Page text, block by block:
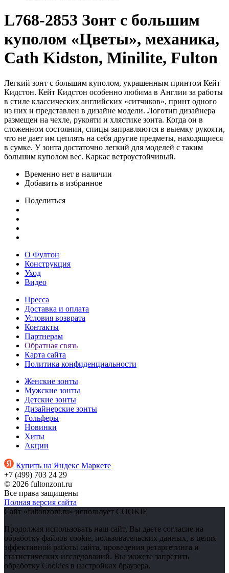
L768-2853 Зонт с большим
куполом «Цветы», механика,
Cath Kidston, Minilite, Fulton
Легкий зонт с большим куполом, украшенным принтом Кейт
Кидстон. Кейт Кидстон особенно любима в Англии за работы
в стиле классических английских «ситчиков», принт одного
из них и представлен в дизайне модели. Логотип дизайнера
размещен на чехле, рукояти и хлястике зонта. Когда он в
сложенном состоянии, спицы заправляются в выемку рукояти,
что не дает им цеплять на себя другие предметы, находящиеся
в сумке. У зонта достаточно легкий для моделей с таким
большим куполом вес. Каркас ветроустойчивый.
Временно нет в наличии
Добавить в избранное
Поделиться
О Фултон
Конструкция
Уход
Видео
Пресса
Доставка и оплата
Условия возврата
Контакты
Партнерам
Обратная связь
Карта сайта
Политика конфиденциальности
Женские зонты
Мужские зонты
Детские зонты
Дизайнерские зонты
Гольферы
Новинки
Хиты
Акции
Купить на Яндекс Маркете
+7 (499) 703 24 29
© 2026 fultonzont.ru
Все права защищены
Полная версия сайта
Сайт «fultonzont.ru» использует COOKIE
Продолжая использовать наш сайт, Вы даете согласие на
обработку файлов cookie, пользовательских данных, в целях
эффективной работы сайта, проведения ретаргетинга и
статистических исследований. Вы можете запретить
обработку Cookies в настройках браузера.